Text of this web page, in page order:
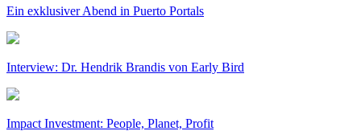
Ein exklusiver Abend in Puerto Portals
Interview: Dr. Hendrik Brandis von Early Bird
Impact Investment: People, Planet, Profit